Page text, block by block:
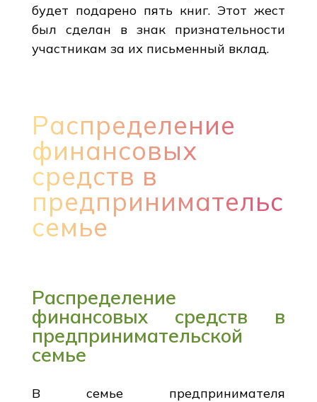
будет подарено пять книг. Этот жест
был сделан в знак признательности
участникам за их письменный вклад.
Распределение
финансовых
средств в
семье
Распределение
финансовых средств в
предпринимательской
семье
В семье предпринимателя